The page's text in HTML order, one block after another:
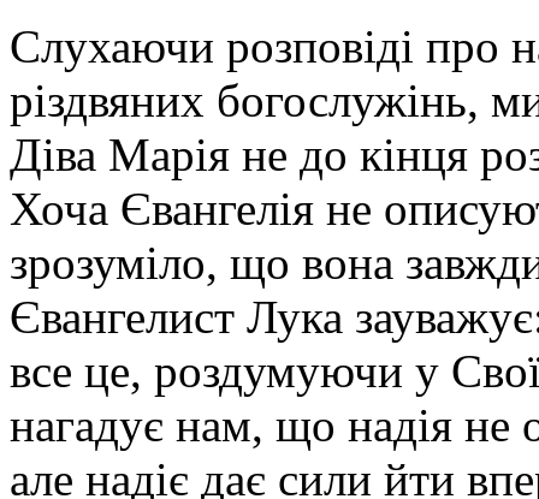
Слухаючи розповіді про
різдвяних богослужінь,
Діва Марія не до кінця
Хоча Євангелія не
зрозуміло, що вона
Євангелист Лука
все це, роздумуючи у
нагадує нам, що надія не
але надіє дає сили йти